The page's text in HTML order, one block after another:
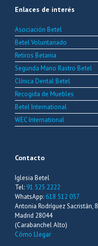
Enlaces de interés
Asociación Betel
Betel Voluntariado
Retiros Betania
Segunda Mano Rastro Betel
Clínica Dental Betel
Recogida de Muebles
Betel International
WEC International
Contacto
Iglesia Betel
Tel: 91 525 2222
WhatsApp: 618 512 057
Antonia Rodríguez Sacristán, 8
Madrid 28044
(Carabanchel Alto)
Cómo Llegar